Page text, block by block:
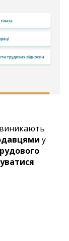
виникають
у